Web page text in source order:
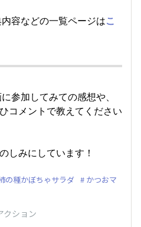
容などの一覧ページはこ
参加してみての感想や、
コメントで教えてください
しみにしています！
の種かぼちゃサラダ
かつおマ
クション